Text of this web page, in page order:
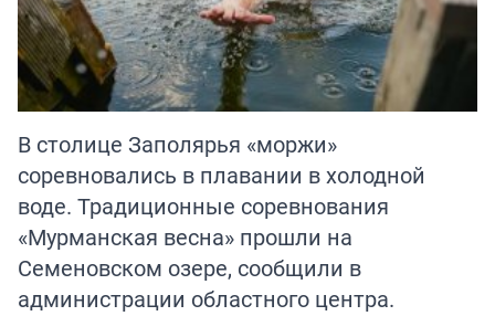
В столице Заполярья «моржи»
соревновались в плавании в холодной
воде. Традиционные соревнования
«Мурманская весна» прошли на
Семеновском озере, сообщили в
администрации областного центра.